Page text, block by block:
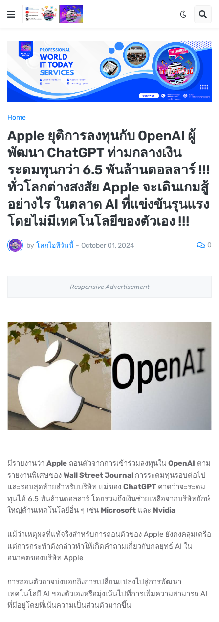
Home
Apple ยุติการลงทุนกับ OpenAI ผู้
พัฒนา ChatGPT ท่ามกลางเงิน
ระดมทุนกว่า 6.5 พันล้านดอลลาร์ !!!
ทั่วโลกต่างสงสัย Apple จะเดินเกมสู้
อย่างไร ในตลาด AI ที่แข่งขันรุนแรง
โดยไม่มีเทคโนโลยีของตัวเอง !!!
by โลกไอทีวันนี้ - October 01, 2024 0
Responsive Advertisement
มีรายงานว่า Apple ถอนตัวจากการเข้าร่วมลงทุนใน OpenAI ตาม
รายงานพิเศษของ Wall Street Journal การระดมทุนรอบต่อไป
และรอบสุดท้ายสำหรับบริษัท แม่ของ ChatGPT คาดว่าจะระดม
ทุนได้ 6.5 พันล้านดอลลาร์ โดยรวมถึงเงินช่วยเหลือจากบริษัทยักษ์
ใหญ่ด้านเทคโนโลยีอื่น ๆ เช่น Microsoft และ Nvidia
แม้ว่าเหตุผลที่แท้จริงสำหรับการถอนตัวของ Apple ยังคงคลุมเครือ
แต่การกระทำดังกล่าวทำให้เกิดคำถามเกี่ยวกับกลยุทธ์ AI ใน
อนาคตของบริษัท Apple
การถอนตัวอาจบ่งบอกถึงการเปลี่ยนแปลงไปสู่การพัฒนา
เทคโนโลยี AI ของตัวเองหรือมุ่งเน้นไปที่การเพิ่มความสามารถ AI
ที่มีอยู่โดยที่เน้นความเป็นส่วนตัวมากขึ้น